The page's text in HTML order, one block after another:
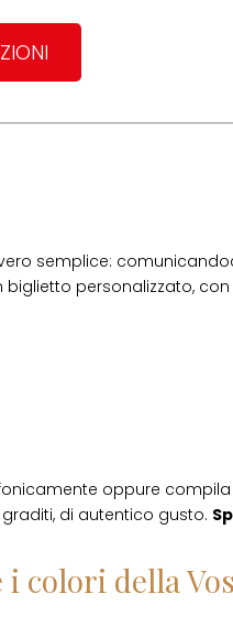
semplice:
personalizzato,
oppure compila
di autentico gusto.
colori della